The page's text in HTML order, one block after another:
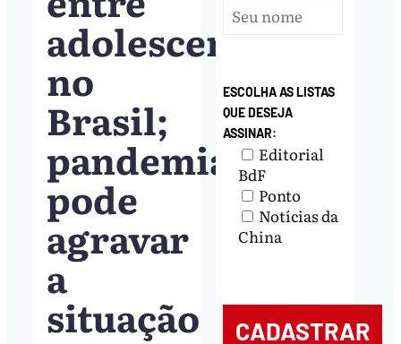
adolescentes
no
Brasil;
pandemia
pode
agravar
a
situação
ESCOLHA AS LISTAS
QUE DESEJA
ASSINAR:
Editorial
BdF
Ponto
Notícias da
China